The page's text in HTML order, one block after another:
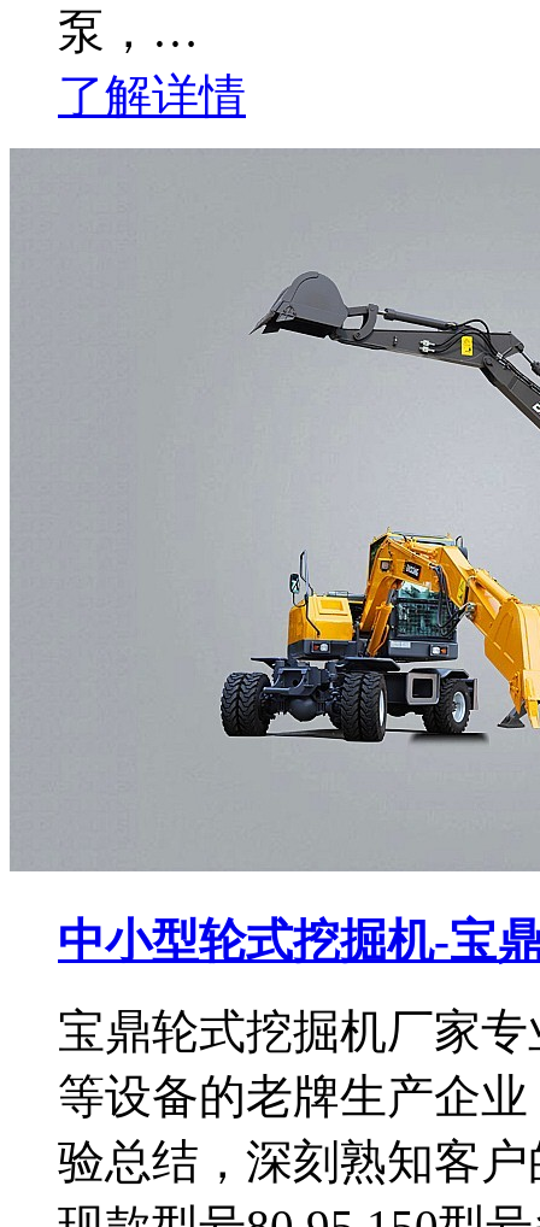
泵，…
了解详情
中小型轮式挖掘机-宝
宝鼎轮式挖掘机厂家
等设备的老牌生产企
验总结，深刻熟知客